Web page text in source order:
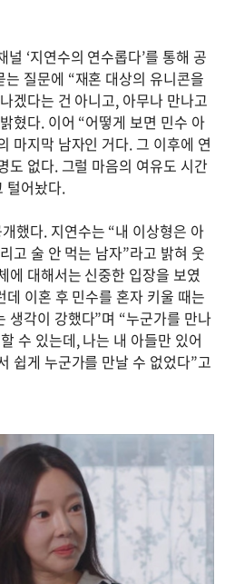
‘지연수의 연수롭다’를 통해 공
질문에 “재혼 대상의 유니콘을
겠다는 건 아니고, 아무나 만나고
혔다. 이어 “어떻게 보면 민수 아
마지막 남자인 거다. 그 이후에 연
도 없다. 그럴 마음의 여유도 시간
털어놨다.
했다. 지연수는 “내 이상형은 아
고 술 안 먹는 남자”라고 밝혀 웃
에 대해서는 신중한 입장을 보였
이혼 후 민수를 혼자 키울 때는
생각이 강했다”며 “누군가를 만나
수 있는데, 나는 내 아들만 있어
쉽게 누군가를 만날 수 없었다”고